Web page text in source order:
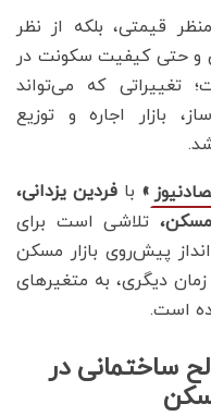
قیمتی، بلکه از نظر
و حتی کیفیت سکونت در
تغییراتی که می‌تواند
بازار اجاره و توزیع
» با فردین یزدانی،
تلاشی است برای
پیش‌روی بازار مسکن
هر زمان دیگری، به متغیرهای
است.
ساختمانی در